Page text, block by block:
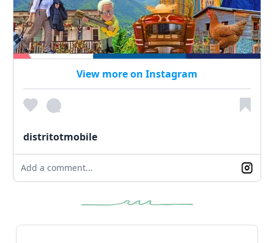
View more on Instagram
distritotmobile
Add a comment...